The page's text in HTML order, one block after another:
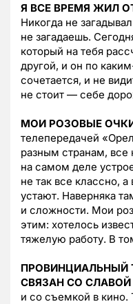
Я ВСЕ ВРЕМЯ ЖИЛ
Никогда не
не загадаешь.
который на тебя
другой, и он по
сочетается, и не
не стоит — себе
МОИ РОЗОВЫЕ
телепередачей
разным странам,
на самом деле
не так все классно,
устают. Наверняка
и сложности. Мои
этим: хотелось
тяжелую работу. В
ПРОВИНЦИАЛЬНЫЙ
СВЯЗАН СО
и со съемкой в кино.